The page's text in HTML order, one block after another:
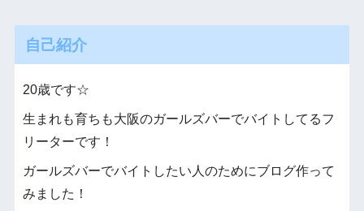
自己紹介
20歳です☆
生まれも育ちも大阪のガールズバーでバイトしてるフ
リーターです！
ガールズバーでバイトしたい人のためにブログ作って
みました！